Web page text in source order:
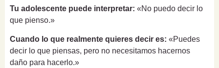
Tu adolescente puede interpretar: «No puedo decir lo
que pienso.»
Cuando lo que realmente quieres decir es: «Puedes
decir lo que piensas, pero no necesitamos hacernos
daño para hacerlo.»